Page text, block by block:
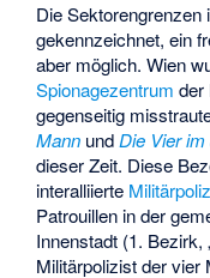
Die Sektorengrenzen
gekennzeichnet, ein
aber möglich. Wien
Spionagezentrum der
gegenseitig
Mann undDie Vier
dieser Zeit. Diese
interalliierte
Patrouillen in der
Innenstadt (1. Bezirk,
Militärpolizist der vier